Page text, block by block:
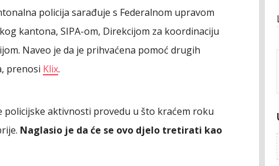
policija sarađuje s Federalnom upravom
kantona, SIPA-om, Direkcijom za koordinaciju
Naveo je da je prihvaćena pomoć drugih
prenosi Klix.
policijske aktivnosti provedu u što kraćem roku
Naglasio je da će se ovo djelo tretirati kao